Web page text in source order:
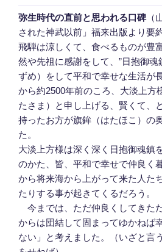
弥生時代の直前と思われる口碑（
された神武以前」福来出版より要約
飛騨は涼しくて、食べるものが豊
然や先祖に感謝をして、”日抱御魂
ずめ）をして平和で幸せな生活が
から約2500年前のころ、大淡上方
たさま）と申し上げる、賢くて、
持ったお方が旗鉾（はたほこ）の
た。
大淡上方様は深く深く日抱御魂鎮
のかた、皆、平和で幸せで仲良く
から将来海から上がって来た人た
たりする事が起きてくるだろう。
今までは、ただ仲良くしてきた
からは団結して固まってゆかねば
ない」と考えました。（いざと言